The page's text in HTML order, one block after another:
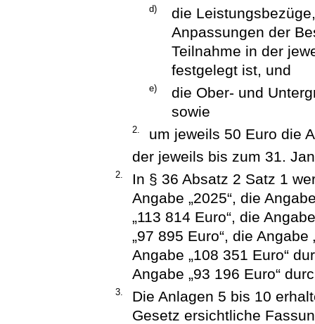
d)
die
Anpassungen der
Teilnahme in der
festgelegt ist, und
e)
die Ober- und
sowie
2.
um jeweils 50 Euro die
der jeweils bis zum 31.
2.
In § 36 Absatz 2 Satz 1
Angabe „2025“, die
„113 814 Euro“, die
„97 895 Euro“, die Angabe
Angabe „108 351 Euro“
Angabe „93 196 Euro“
3.
Die Anlagen 5 bis 10
Gesetz ersichtliche